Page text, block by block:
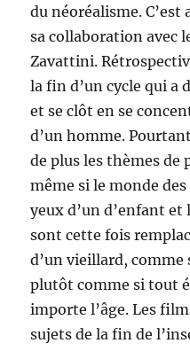
du néoréalisme.
sa collaboration avec
Zavattini.
la fin d’un cycle qui a
et se clôt en se
d’un homme.
de plus les thèmes de
même si le monde
yeux d’un d’enfant et
sont cette fois
d’un vieillard, comme
plutôt comme si tout
importe l’âge. Les
sujets de la fin de